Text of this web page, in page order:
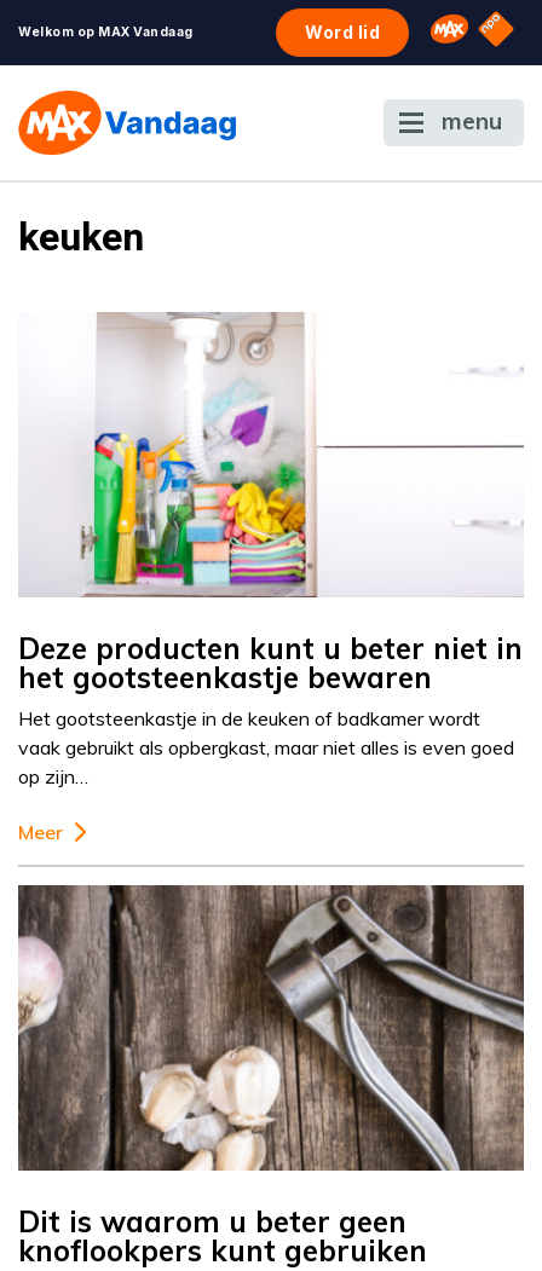
Welkom op MAX Vandaag Word lid Omroep
NPO
menu
keuken
Deze producten kunt u beter niet in
het gootsteenkastje bewaren
Het gootsteenkastje in de keuken of badkamer wordt
vaak gebruikt als opbergkast, maar niet alles is even goed
op zijn…
Meer
Dit is waarom u beter geen
knoflookpers kunt gebruiken